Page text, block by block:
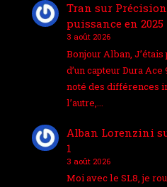
Tran sur
puissance en 2025
3 août 2026
Bonjour Alban,
d’un capteur Dura
noté des différences
l’autre,…
Alban Lorenzini
1
3 août 2026
Moi avec le SL8, je